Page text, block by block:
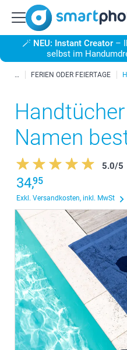
🪄 NEU: Instant Creator –
selbst im
FERIEN ODER FEIERTAGE
Namen
5.0/5
34,95
Exkl. Versandkosten, inkl. MwSt